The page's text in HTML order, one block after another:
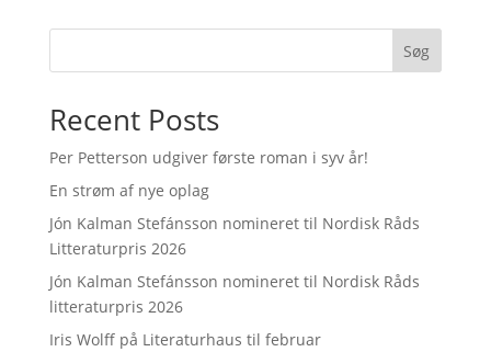
Søg
Recent Posts
Per Petterson udgiver første roman i syv år!
En strøm af nye oplag
Jón Kalman Stefánsson nomineret til Nordisk Råds
Litteraturpris 2026
Jón Kalman Stefánsson nomineret til Nordisk Råds
litteraturpris 2026
Iris Wolff på Literaturhaus til februar